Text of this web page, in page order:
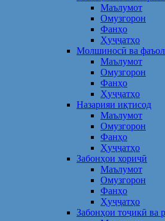
Маълумот
Омузгорон
Фанҳо
Ҳуҷҷатҳо
Молшиносӣ ва
Маълумот
Омузгорон
Фанҳо
Ҳуҷҷатҳо
Назарияи иқтисод
Маълумот
Омузгорон
Фанҳо
Ҳуҷҷатҳо
Забонҳои хориҷӣ
Маълумот
Омузгорон
Фанҳо
Ҳуҷҷатҳо
Забонҳои тоҷикӣ ва